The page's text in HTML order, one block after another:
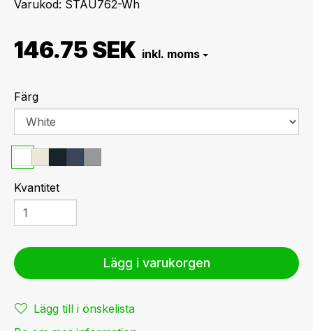
Varukod STAU762-Wh
146.75 SEK
Färg
Kvantitet
Lägg i varukorgen
Lägg till i önskelista